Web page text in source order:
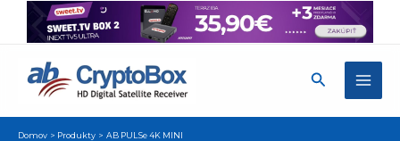
Získajte najnovšie aktualizácie, návody a tipy pre
Nie, ďakujem
Preskočiť